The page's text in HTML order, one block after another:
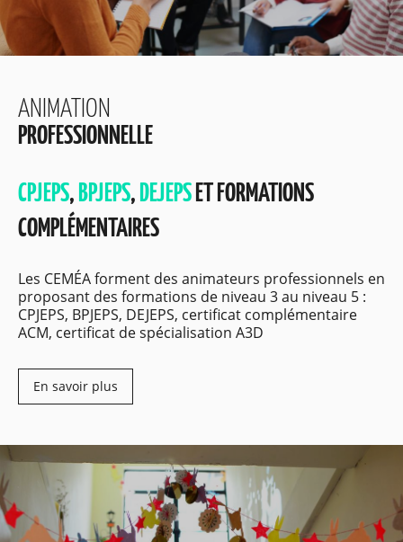
ANIMATION
PROFESSIONNELLE
CPJEPS, BPJEPS, DEJEPS ET FORMATIONS
COMPLÉMENTAIRES
Les CEMÉA forment des animateurs professionnels en
proposant des formations de niveau 3 au niveau 5 :
CPJEPS, BPJEPS, DEJEPS, certificat complémentaire
ACM, certificat de spécialisation A3D
En savoir plus